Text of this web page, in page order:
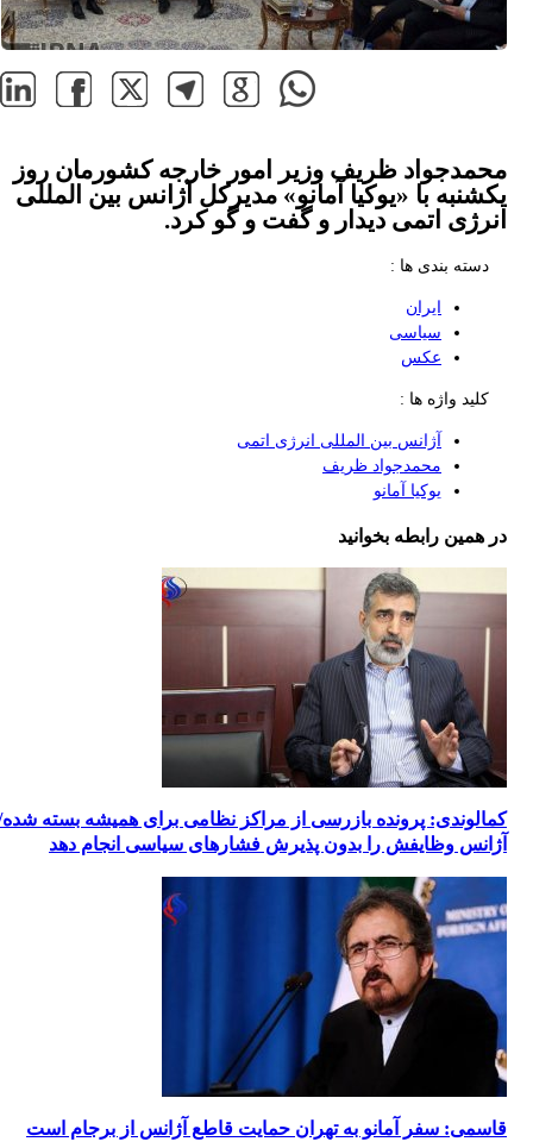
محمدجواد ظریف وزیر امور خارجه کشورمان روز
یکشنبه با «یوکیا آمانو» مدیرکل آژانس بین المللی
انرژی اتمی دیدار و گفت و گو کرد.
دسته بندی ها :
ایران
سیاسی
عکس
کلید واژه ها :
آژانس بین المللی انرژی اتمی
محمدجواد ظریف
یوکیا آمانو
در همین رابطه بخوانید
کمالوندی: پرونده بازرسی از مراکز نظامی برای همیشه بسته شده/
آژانس وظایفش را بدون پذیرش فشارهای سیاسی انجام دهد
قاسمی: سفر آمانو به تهران حمایت قاطع آژانس از برجام است